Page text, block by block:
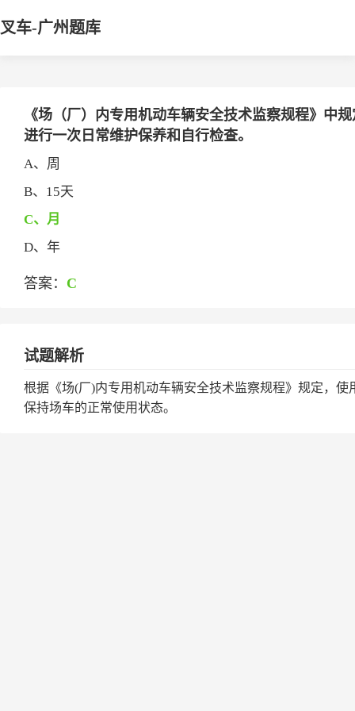
叉车-广州题库
《场（厂）内专用机动车辆安全技术监察规程》中
进行一次日常维护保养和自行检查。
A、周
B、15天
C、月
D、年
答案： C
试题解析
根据《场(厂)内专用机动车辆安全技术监察规程》规定，
保持场车的正常使用状态。